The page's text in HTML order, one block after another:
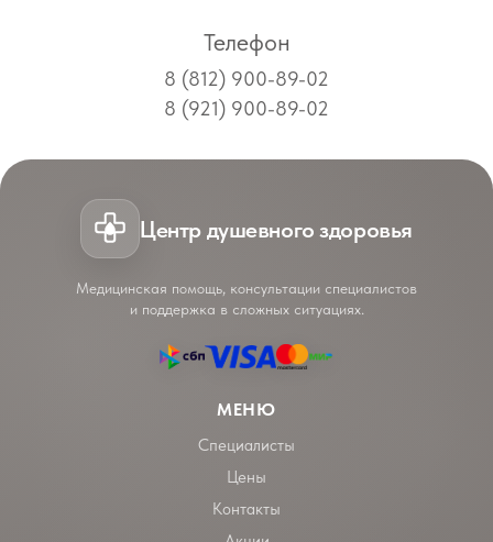
8 (812) 900-89-02
8 (921) 900-89-02
Телефон
Центр душевного здоровья
Медицинская помощь, консультации специалистов
и поддержка в сложных ситуациях.
МЕНЮ
Специалисты
Цены
Контакты